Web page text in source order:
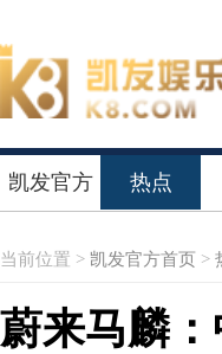
凯发官方 热点
当前位置 > 凯发官方首页 >
蔚来马麟